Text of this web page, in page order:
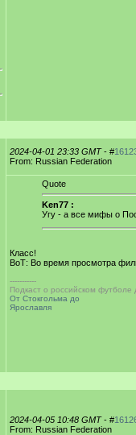
2024-04-01 23:33 GMT- #
From: Russian Federation
Quote
Ken77 :
Угу - а все мифы о
Класс!
ВоТ: Во время просмотра
-----------
Подкаст о российском
От Стокгольма до
Ярославля
2024-04-05 10:48 GMT- #
From: Russian Federation